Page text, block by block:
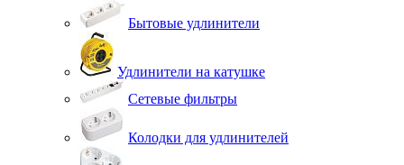
Бытовые удлинители
Удлинители на катушке
Сетевые фильтры
Колодки для удлинителей